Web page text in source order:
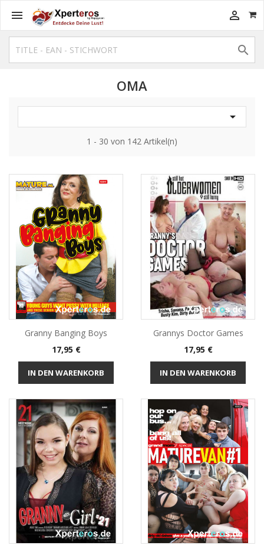
 

OMA

1 - 30 von 142 Artikel(n)
Granny Banging Boys
Preis
17,95 €
IN DEN WARENKORB
Grannys Doctor Games
Preis
17,95 €
IN DEN WARENKORB